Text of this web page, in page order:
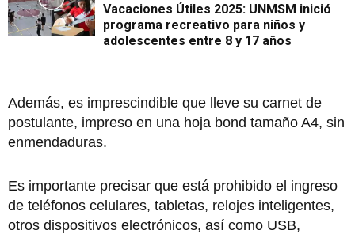
Vacaciones Útiles 2025: UNMSM inició
programa recreativo para niños y
adolescentes entre 8 y 17 años
Además, es imprescindible que lleve su carnet de
postulante, impreso en una hoja bond tamaño A4, sin
enmendaduras.
Es importante precisar que está prohibido el ingreso
de teléfonos celulares, tabletas, relojes inteligentes,
otros dispositivos electrónicos, así como USB,